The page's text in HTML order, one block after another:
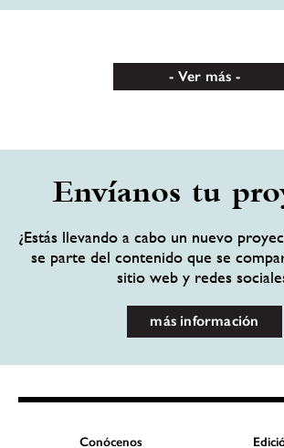
Ver más
Envíanos tu
¿Estás llevando a cabo un nuevo
se parte del contenido que se
sitio web y redes
más información
Conócenos